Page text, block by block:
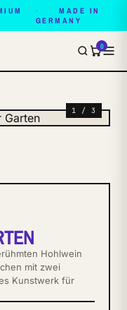
MADE IN
GERMANY
0
1 / 3
Hohlwein
mit zwei
Kunstwerk für